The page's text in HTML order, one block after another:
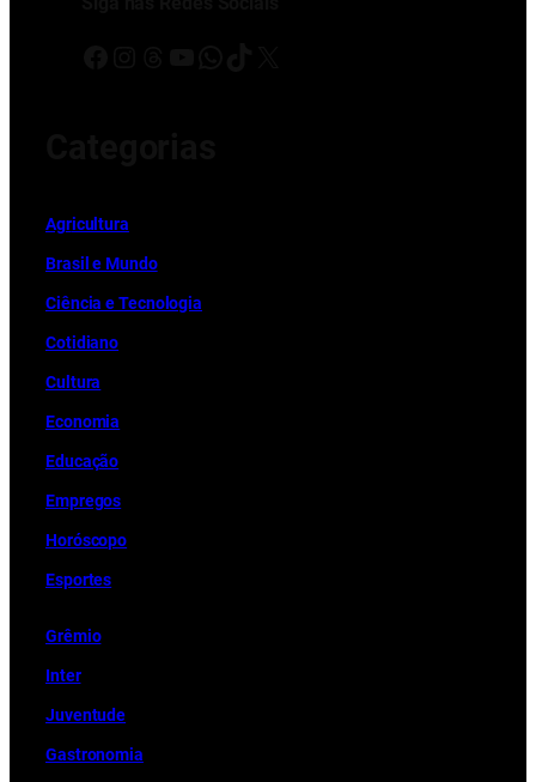
Agricultura
Brasil e Mundo
Ciência e Tecnologia
Cotidiano
Cultura
Economia
Educação
Empregos
Horóscopo
Esportes
Grêmio
Inter
Juventude
Gastronomia